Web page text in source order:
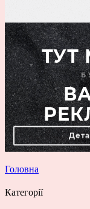
Головна
Категорії